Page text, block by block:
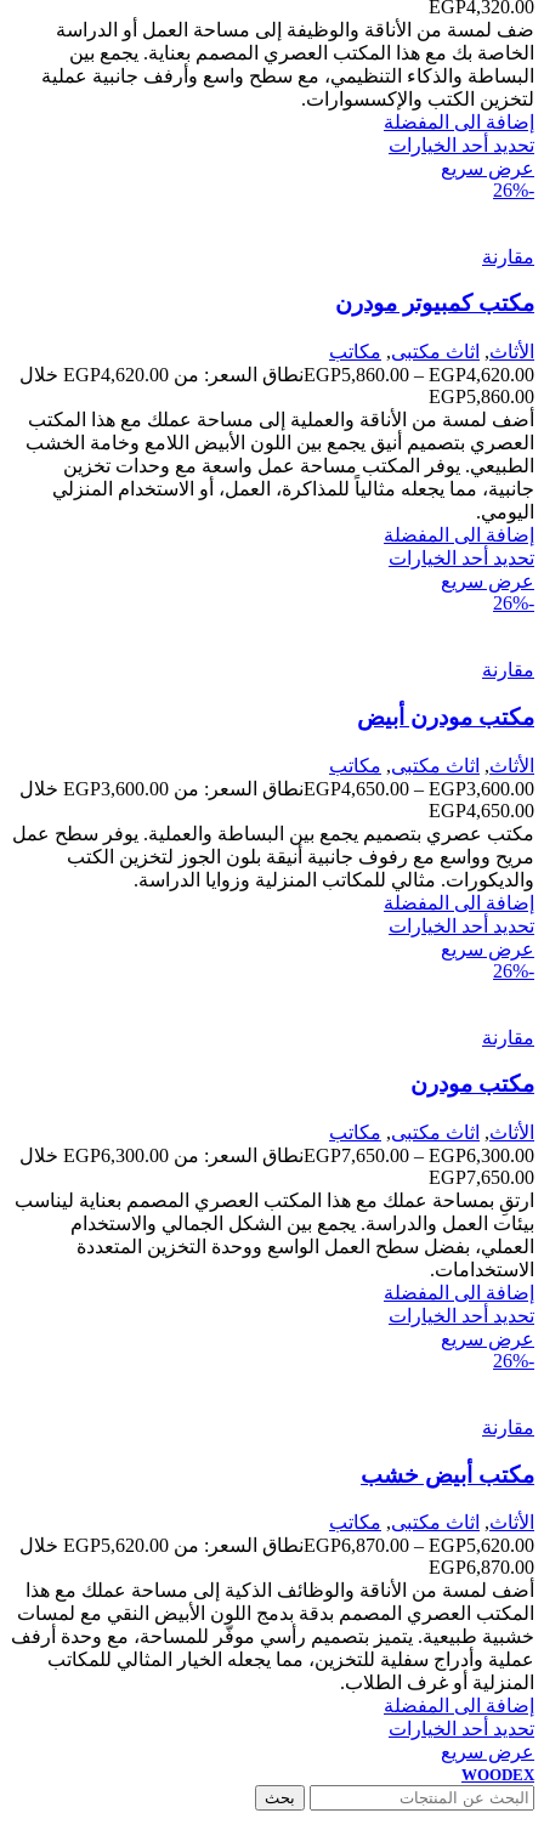
ضف لمسة من الأناقة والوظيفة إلى مساحة العمل أو الدراسة
الخاصة بك مع هذا المكتب العصري المصمم بعناية. يجمع بين
البساطة والذكاء التنظيمي، مع سطح واسع وأرفف جانبية عملية
لتخزين الكتب والإكسسوارات.
إضافة الى المفضلة
تحديد أحد الخيارات
عرض سريع
-26%
مقارنة
مكتب كمبيوتر مودرن
الأثاث, اثاث مكتبى, مكاتب
EGP4,620.00
–
EGP5,860.00
نطاق السعر: من ⁦EGP4,620.00⁩ خلال
أضف لمسة من الأناقة والعملية إلى مساحة عملك مع هذا المكتب
العصري بتصميم أنيق يجمع بين اللون الأبيض اللامع وخامة الخشب
الطبيعي. يوفر المكتب مساحة عمل واسعة مع وحدات تخزين
جانبية، مما يجعله مثالياً للمذاكرة، العمل، أو الاستخدام المنزلي
اليومي.
إضافة الى المفضلة
تحديد أحد الخيارات
عرض سريع
-26%
مقارنة
مكتب مودرن أبيض
الأثاث, اثاث مكتبى, مكاتب
EGP3,600.00
–
EGP4,650.00
نطاق السعر: من ⁦EGP3,600.00⁩ خلال
مكتب عصري بتصميم يجمع بين البساطة والعملية. يوفر سطح عمل
مريح وواسع مع رفوف جانبية أنيقة بلون الجوز لتخزين الكتب
والديكورات. مثالي للمكاتب المنزلية وزوايا الدراسة.
إضافة الى المفضلة
تحديد أحد الخيارات
عرض سريع
-26%
مقارنة
مكتب مودرن
الأثاث, اثاث مكتبى, مكاتب
EGP6,300.00
–
EGP7,650.00
نطاق السعر: من ⁦EGP6,300.00⁩ خلال
ارتقِ بمساحة عملك مع هذا المكتب العصري المصمم بعناية ليناسب
بيئات العمل والدراسة. يجمع بين الشكل الجمالي والاستخدام
العملي، بفضل سطح العمل الواسع ووحدة التخزين المتعددة
الاستخدامات.
إضافة الى المفضلة
تحديد أحد الخيارات
عرض سريع
-26%
مقارنة
مكتب أبيض خشب
الأثاث, اثاث مكتبى, مكاتب
EGP5,620.00
–
EGP6,870.00
نطاق السعر: من ⁦EGP5,620.00⁩ خلال
أضف لمسة من الأناقة والوظائف الذكية إلى مساحة عملك مع هذا
المكتب العصري المصمم بدقة بدمج اللون الأبيض النقي مع لمسات
خشبية طبيعية. يتميز بتصميم رأسي موفّر للمساحة، مع وحدة أرفف
عملية وأدراج سفلية للتخزين، مما يجعله الخيار المثالي للمكاتب
المنزلية أو غرف الطلاب.
إضافة الى المفضلة
تحديد أحد الخيارات
عرض سريع
WOODEX
بحث